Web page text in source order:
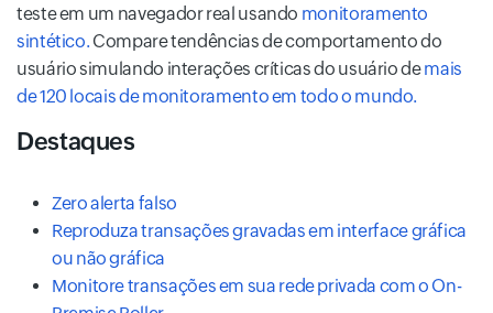
teste em um navegador real usando monitoramento
sintético. Compare tendências de comportamento do
usuário simulando interações críticas do usuário demais
de 120 locais de monitoramento em todo o mundo.
Destaques
Zero alerta falso
Reproduza transações gravadas em interface gráfica
ou não gráfica
Monitore transações em sua rede privada com o On-